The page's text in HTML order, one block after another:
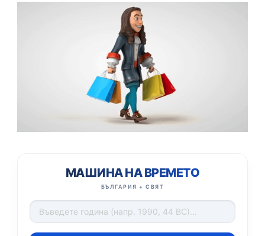
МАШИНА НА ВРЕМЕТО
БЪЛГАРИЯ + СВЯТ